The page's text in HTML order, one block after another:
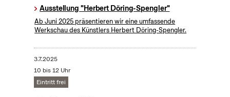
Ausstellung "Herbert Döring-Spengler"
Ab Juni 2025 präsentieren wir eine umfassende
Werkschau des Künstlers Herbert Döring-Spengler.
3.7.2025
10 bis 12 Uhr
Eintritt frei